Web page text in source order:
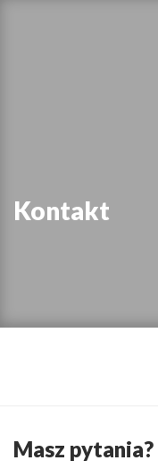
Kontakt
Masz pytania?